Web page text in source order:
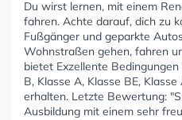
Du wirst lernen, mit einem
fahren. Achte darauf, dich zu
Fußgänger und geparkte
Wohnstraßen gehen, fahren
bietet Exzellente
B, Klasse A, Klasse BE,
erhalten. Letzte Bewertung:
Ausbildung mit einem sehr